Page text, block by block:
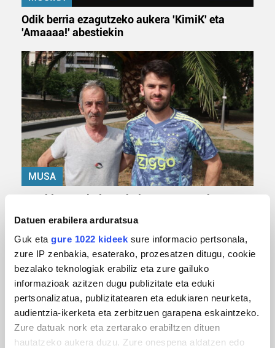
Datuen erabilera arduratsua
Guk eta gure 1022 kideek sure informacio pertsonala,
zure IP zenbakia, esaterako, prozesatzen ditugu, cookie
bezalako teknologiak erabiliz eta zure gailuko
informazioak azitzen dugu publizitate eta eduki
pertsonalizatua, publizitatearen eta edukiaren neurketa,
audientzia-ikerketa eta zerbitzuen garapena eskaintzeko.
Zure datuak nork eta zertarako erabiltzen dituen
hautatzeko aukera duzu. Zure onespena aldatzen edo
Odik berria ezagutzeko aukera 'KimiK' eta
'Amaaaa!' abestiekin
MUSA
Euxebio eta Ekaitz Zabala: Zumarragako mus